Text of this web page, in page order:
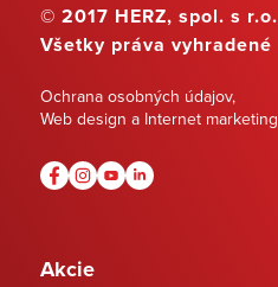
© 2017 HERZ, spol. s r.o.
Všetky práva vyhradené
Ochrana osobných údajov,
Web design a Internet marketing
Akcie